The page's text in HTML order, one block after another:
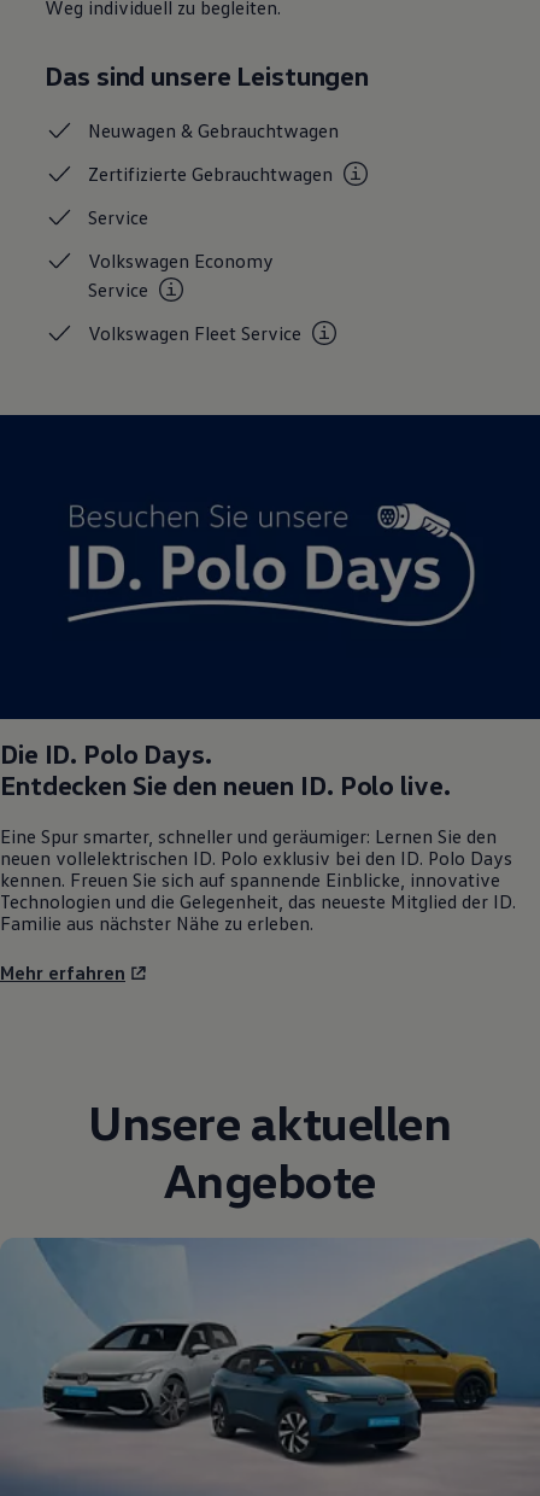
Weg individuell zu begleiten.
Das sind unsere Leistungen
Neuwagen &Gebrauchtwagen
ZertifizierteGebrauchtwagen
Service
Volkswagen Economy
Service
Volkswagen FleetService
Die ID. Polo Days.
Entdecken Sie den neuen ID. Polo live.
Eine Spur smarter, schneller und geräumiger: Lernen Sie den
neuen vollelektrischen ID. Polo exklusiv bei den ID. Polo Days
kennen. Freuen Sie sich auf spannende Einblicke, innovative
Technologien und die Gelegenheit, das neueste Mitglied der ID.
Familie aus nächster Nähe zu erleben.
Mehr erfahren
Unsere aktuellen
Angebote